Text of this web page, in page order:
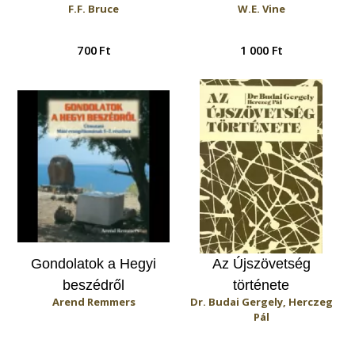
F.F. Bruce
700 Ft
W.E. Vine
1 000 Ft
Gondolatok a Hegyi
beszédről
Arend Remmers
Az Újszövetség
története
Dr. Budai Gergely, Herczeg
Pál